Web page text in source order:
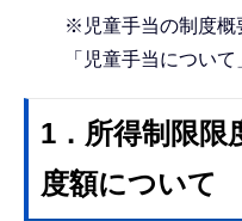
※児童手当の制度概
「児童手当につい
1．所得制限限
度額について